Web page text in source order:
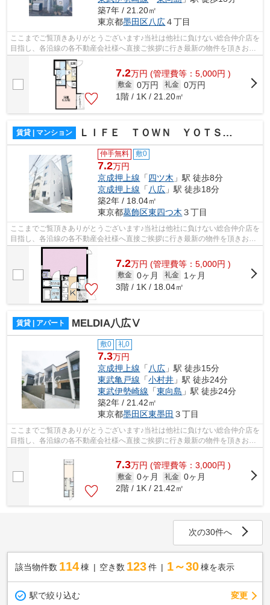
築7年 / 21.20㎡
東京都墨田区八広４丁目
ここまでご覧頂きありがとうございます♪当社は他社に負けない総合仲介店を
目指し、各沿線の各不動産会社様へ直接ご挨拶に行き最新の物件を頂きお客
様へ提供しております！最新の情報は...
7.2万円 (管理費等：5,000円 )
敷金 0万円 礼金 0万円
1階 / 1K / 21.20㎡
賃貸 | マンション ＬＩＦＥ ＴＯＷＮ ＹＯＴＳＵＧＩ
仲手無料 敷0
7.2万円
京成押上線 「四ツ木 」駅 徒歩8分
京成押上線 「 八広 」駅 徒歩18分
築2年 / 18.04㎡
東京都葛飾区東四つ木 ３丁目
ここまでご覧頂きありがとうございます♪当社は他社に負けない総合仲介店を
目指し、各沿線の各不動産会社様へ直接ご挨拶に行き最新の物件を頂きお客
様へ提供しております！最新の情報は...
7.2万円 (管理費等：5,000円 )
敷金 0ヶ月 礼金
1ヶ月
3階 / 1K / 18.04㎡
賃貸 | アパート MELDIA八広Ⅴ
敷0 礼0
7.3万円
京成押上線 「 八広 」駅 徒歩15分
東武亀戸線 「小村井 」駅 徒歩24分
東武伊勢崎線 「東向島 」駅 徒歩24分
築2年 / 21.42㎡
東京都墨田区東墨田 ３丁目
ここまでご覧頂きありがとうございます♪当社は他社に負けない総合仲介店を
目指し、各沿線の各不動産会社様へ直接ご挨拶に行き最新の物件を頂きお客
様へ提供しております！最新の情報は...
7.3万円 (管理費等：3,000円 )
敷金 0ヶ月 礼金 0ヶ月
2階 / 1K / 21.42㎡
次の30件へ
該当物件数 114棟 空き数 123 件 1～30 棟を表示
駅で絞り込む 変更